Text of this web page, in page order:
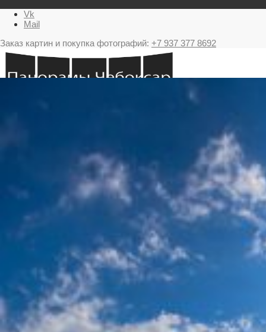
Vk
Mail
Заказ картин и покупка фотографий: +7 937 377 8692
Картина в подарок с видами Чебоксар
Фестиваль фейерверков в Чебоксарах
Ночные Чебоксары фотографии и панорамы
Салюты Чебоксары
Вечерние Чебоксары
Фото Чебоксары